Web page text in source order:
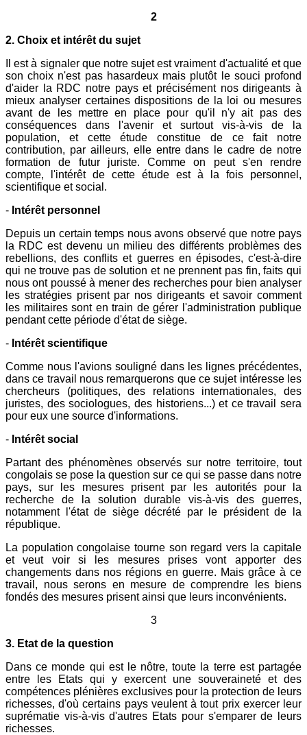
2
2. Choix et intérêt du sujet
Il est à signaler que notre sujet est vraiment d'actualité et que
son choix n'est pas hasardeux mais plutôt le souci profond
d'aider la RDC notre pays et précisément nos dirigeants à
mieux analyser certaines dispositions de la loi ou mesures
avant de les mettre en place pour qu'il n'y ait pas des
conséquences dans l'avenir et surtout vis-à-vis de la
population, et cette étude constitue de ce fait notre
contribution, par ailleurs, elle entre dans le cadre de notre
formation de futur juriste. Comme on peut s'en rendre
compte, l'intérêt de cette étude est à la fois personnel,
scientifique et social.
- Intérêt personnel
Depuis un certain temps nous avons observé que notre pays
la RDC est devenu un milieu des différents problèmes des
rebellions, des conflits et guerres en épisodes, c'est-à-dire
qui ne trouve pas de solution et ne prennent pas fin, faits qui
nous ont poussé à mener des recherches pour bien analyser
les stratégies prisent par nos dirigeants et savoir comment
les militaires sont en train de gérer l'administration publique
pendant cette période d'état de siège.
- Intérêt scientifique
Comme nous l'avions souligné dans les lignes précédentes,
dans ce travail nous remarquerons que ce sujet intéresse les
chercheurs (politiques, des relations internationales, des
juristes, des sociologues, des historiens...) et ce travail sera
pour eux une source d'informations.
- Intérêt social
Partant des phénomènes observés sur notre territoire, tout
congolais se pose la question sur ce qui se passe dans notre
pays, sur les mesures prisent par les autorités pour la
recherche de la solution durable vis-à-vis des guerres,
notamment l'état de siège décrété par le président de la
république.
La population congolaise tourne son regard vers la capitale
et veut voir si les mesures prises vont apporter des
changements dans nos régions en guerre. Mais grâce à ce
travail, nous serons en mesure de comprendre les biens
fondés des mesures prisent ainsi que leurs inconvénients.
3
3. Etat de la question
Dans ce monde qui est le nôtre, toute la terre est partagée
entre les Etats qui y exercent une souveraineté et des
compétences plénières exclusives pour la protection de leurs
richesses, d'où certains pays veulent à tout prix exercer leur
suprématie vis-à-vis d'autres Etats pour s'emparer de leurs
richesses.